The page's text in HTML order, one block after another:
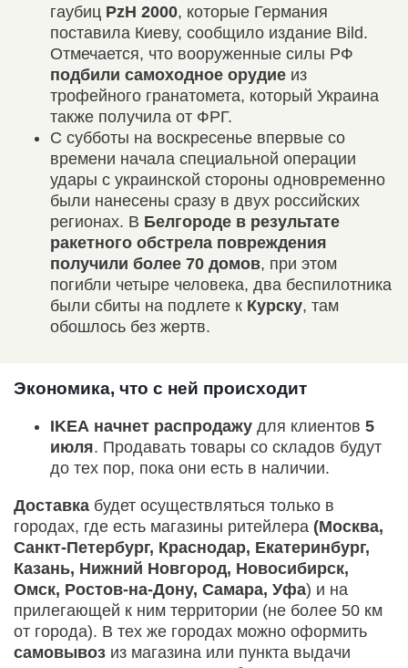
гаубиц PzH 2000, которые Германия
поставила Киеву, сообщило издание Bild.
Отмечается, что вооруженные силы РФ
подбили самоходное орудие из
трофейного гранатомета, который Украина
также получила от ФРГ.
С субботы на воскресенье впервые со
времени начала специальной операции
удары с украинской стороны одновременно
были нанесены сразу в двух российских
регионах. В Белгороде в результате
ракетного обстрела повреждения
получили более 70 домов, при этом
погибли четыре человека, два беспилотника
были сбиты на подлете к Курску, там
обошлось без жертв.
Экономика, что с ней происходит
IKEA начнет распродажу для клиентов 5
июля. Продавать товары со складов будут
до тех пор, пока они есть в наличии.
Доставка будет осуществляться только в
городах, где есть магазины ритейлера (Москва,
Санкт-Петербург, Краснодар, Екатеринбург,
Казань, Нижний Новгород, Новосибирск,
Омск, Ростов-на-Дону, Самара, Уфа) и на
прилегающей к ним территории (не более 50 км
от города). В тех же городах можно оформить
самовывоз из магазина или пункта выдачи